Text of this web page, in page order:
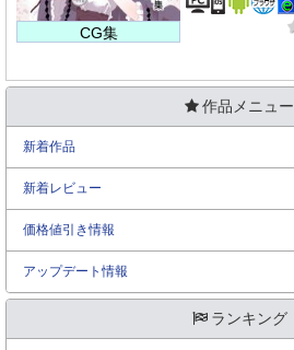
CG集
作品メニュー
新着作品
新着レビュー
価格値引き情報
アップデート情報
ランキング